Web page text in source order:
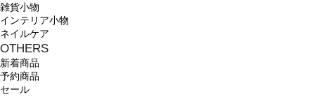
雑貨小物
インテリア小物
ネイルケア
OTHERS
新着商品
予約商品
セール